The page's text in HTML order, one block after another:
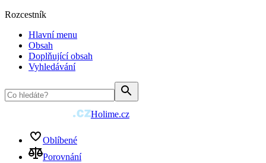
Rozcestník
Hlavní menu
Obsah
Doplňující obsah
Vyhledávání
Holime.cz
Oblíbené
Porovnání